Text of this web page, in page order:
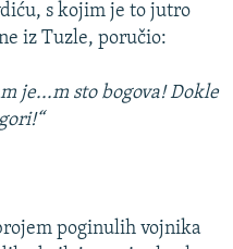
s kojim je to jutro
iz Tuzle, poručio:
je...m sto bogova! Dokle
poginulih vojnika